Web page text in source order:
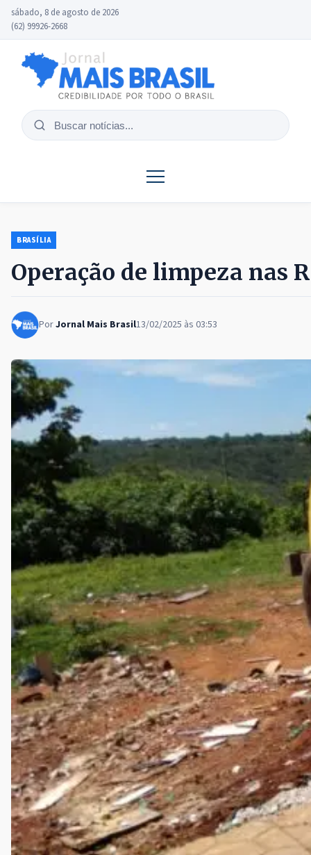
sábado, 8 de agosto de 2026
(62) 99926-2668
Buscar
BRASÍLIA
Operação de limpeza nas
PorJornal Mais Brasil13/02/2025 às 03:53